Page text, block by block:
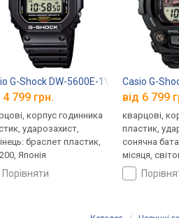
G-Shock DW-5600E-1V
4 799 грн.
корпус годинника
ударозахист,
браслет пластик,
Японія
порівняти
Casio G-
від 6 799
кварцові,
пластик,
сонячна
місяця,
ремінець:
WR 200,